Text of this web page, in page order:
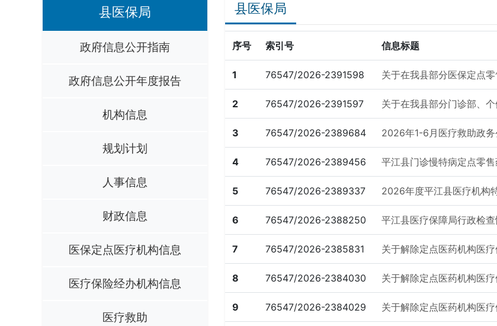
县医保局
政府信息公开指南
政府信息公开年度报告
机构信息
规划计划
人事信息
财政信息
医保定点医疗机构信息
医疗保险经办机构信息
医疗救助
县医保局
序号 索引号 信息标题
1 76547/2026-2391598 关于在我县部分医保定点
2 76547/2026-2391597 关于在我县部分门诊部、
3 76547/2026-2389684 2026年1-6月医疗救助政务
4 76547/2026-2389456 平江县门诊慢特病定点零
5 76547/2026-2389337 2026年度平江县医疗机构
6 76547/2026-2388250 平江县医疗保障局行政检
7 76547/2026-2385831 关于解除定点医药机构医
8 76547/2026-2384030 关于解除定点医药机构医
9 76547/2026-2384029 关于解除定点医药机构医